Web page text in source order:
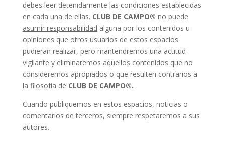
debes leer detenidamente las condiciones establecidas
en cada una de ellas. CLUB DE CAMPO® no puede
asumir responsabilidad alguna por los contenidos u
opiniones que otros usuarios de estos espacios
pudieran realizar, pero mantendremos una actitud
vigilante y eliminaremos aquellos contenidos que no
consideremos apropiados o que resulten contrarios a
la filosofía de CLUB DE CAMPO®.
Cuando publiquemos en estos espacios, noticias o
comentarios de terceros, siempre respetaremos a sus
autores.